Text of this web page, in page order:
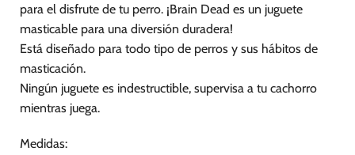
en
la
página
producto
para el disfrute de tu perro. ¡Brain Dead es un juguete
masticable para una diversión duradera!
Está diseñado para todo tipo de perros y sus hábitos de
masticación.
Ningún juguete es indestructible, supervisa a tu cachorro
mientras juega.
Medidas: